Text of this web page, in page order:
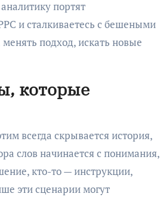
портят
и сталкиваетесь с бешеными
подход, искать новые
которые
всегда скрывается история,
слов начинается с понимания,
кто-то — инструкции,
эти сценарии могут